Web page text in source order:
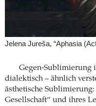
Jelena Jureša, “Aphasia
Gegen-Sublimierung
dialektisch – ähnlich
ästhetische
Gesellschaft“ und ihres